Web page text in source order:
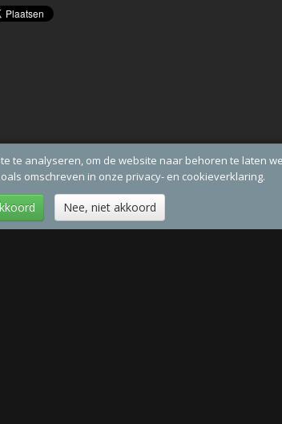
te analyseren, om de website naar behoren te laten
omschreven in onze privacy- en cookieverklaring.
Nee, niet akkoord